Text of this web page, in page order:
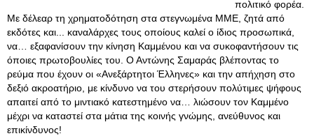
πολιτικό φορέα.
Με δέλεαρ τη χρηματοδότηση στα στεγνωμένα ΜΜΕ, ζητά από
εκδότες και... καναλάρχες τους οποίους καλεί ο ίδιος προσωπικά,
να… εξαφανίσουν την κίνηση Καμμένου και να συκοφαντήσουν τις
όποιες πρωτοβουλίες του. Ο Αντώνης Σαμαράς βλέποντας το
ρεύμα που έχουν οι «Ανεξάρτητοι Έλληνες» και την απήχηση στο
δεξιό ακροατήριο, με κίνδυνο να του στερήσουν πολύτιμες ψήφους
απαιτεί από το μιντιακό κατεστημένο να… λιώσουν τον Καμμένο
μέχρι να καταστεί στα μάτια της κοινής γνώμης, ανεύθυνος και
επικίνδυνος!